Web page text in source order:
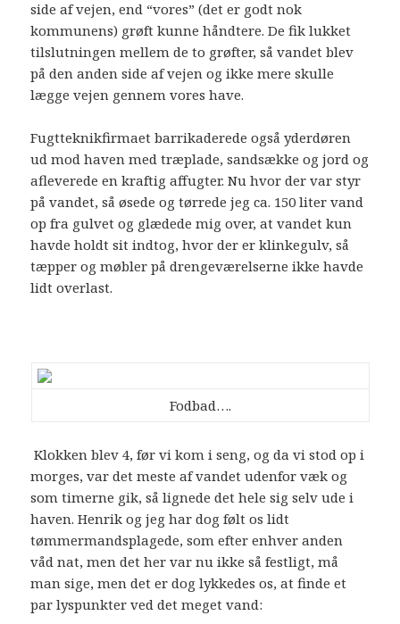
side af vejen, end “vores” (det er godt nok
kommunens) grøft kunne håndtere. De fik lukket
tilslutningen mellem de to grøfter, så vandet blev
på den anden side af vejen og ikke mere skulle
lægge vejen gennem vores have.
Fugtteknikfirmaet barrikaderede også yderdøren
ud mod haven med træplade, sandsække og jord og
afleverede en kraftig affugter. Nu hvor der var styr
på vandet, så øsede og tørrede jeg ca. 150 liter vand
op fra gulvet og glædede mig over, at vandet kun
havde holdt sit indtog, hvor der er klinkegulv, så
tæpper og møbler på drengeværelserne ikke havde
lidt overlast.
Fodbad….
Klokken blev 4, før vi kom i seng, og da vi stod op i
morges, var det meste af vandet udenfor væk og
som timerne gik, så lignede det hele sig selv ude i
haven. Henrik og jeg har dog følt os lidt
tømmermandsplagede, som efter enhver anden
våd nat, men det her var nu ikke så festligt, må
man sige, men det er dog lykkedes os, at finde et
par lyspunkter ved det meget vand: